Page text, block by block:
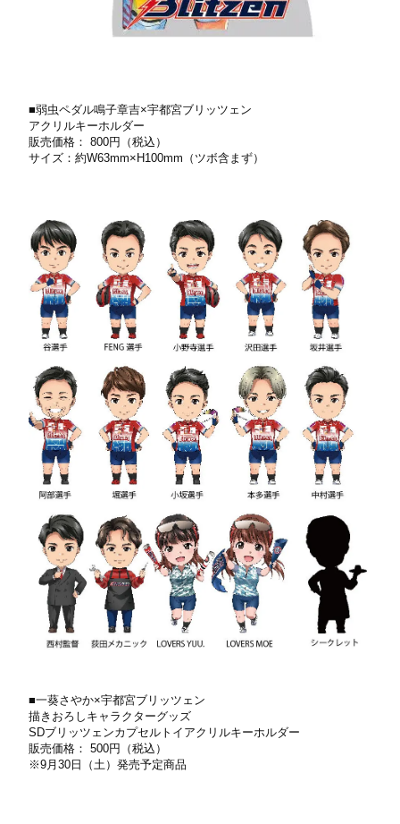
■弱⾍ペダル鳴⼦章吉×宇都宮ブリッツェン
アクリルキーホルダー
販売価格： 800円（税込）
サイズ：約W63mm×H100mm（ツボ含まず）
■⼀葵さやか×宇都宮ブリッツェン
描きおろしキャラクターグッズ
SDブリッツェンカプセルトイアクリルキーホルダー
販売価格： 500円（税込）
※9⽉30⽇（⼟）発売予定商品